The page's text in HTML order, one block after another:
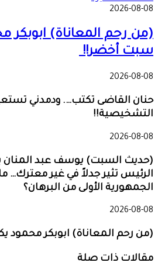
2026-08-08
(من رحم المعاناة) ابوبكر
سبت أخضر!!
2026-08-08
حنان القاضى تكتب…. ودمدني
التشخيصية!!
2026-08-08
(حديث السبت) يوسف عبد المنان
الرئيس تثير جدلاً في غير معترك…
الجمهورية الأولى من البرهان؟
2026-08-08
(من رحم المعاناة) ابوبكر
مقالات ذات صلة